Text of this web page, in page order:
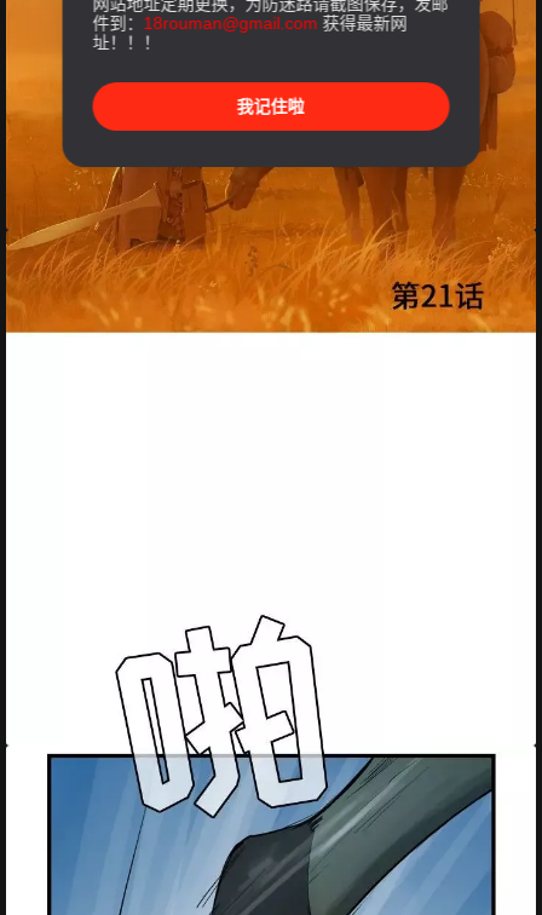
件到： 18rouman@gmail.com 获得最新网
址！！！
我记住啦